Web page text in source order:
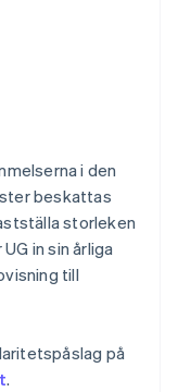
i den
beskattas
storleken
in sin årliga
till
på
.